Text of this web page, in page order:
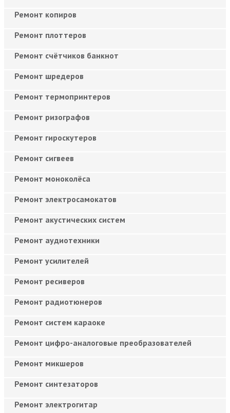
Ремонт копиров
Ремонт плоттеров
Ремонт счётчиков банкнот
Ремонт шредеров
Ремонт термопринтеров
Ремонт ризографов
Ремонт гироскутеров
Ремонт сигвеев
Ремонт моноколёса
Ремонт электросамокатов
Ремонт акустических систем
Ремонт аудиотехники
Ремонт усилителей
Ремонт ресиверов
Ремонт радиотюнеров
Ремонт систем караоке
Ремонт цифро-аналоговые преобразователей
Ремонт микшеров
Ремонт синтезаторов
Ремонт электрогитар